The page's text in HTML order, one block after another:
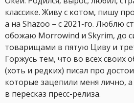
классике. Живу с котом, пишу
а на Shazoo – с 2021-го. Люблю
обожаю Morrowind и Skyrim, до
товарищами в пятую Циву и
Горжусь тем, что во всех своих
(хоть и редких) писал про
которые зацепили меня лично,
в пересказ пресс-релиза.